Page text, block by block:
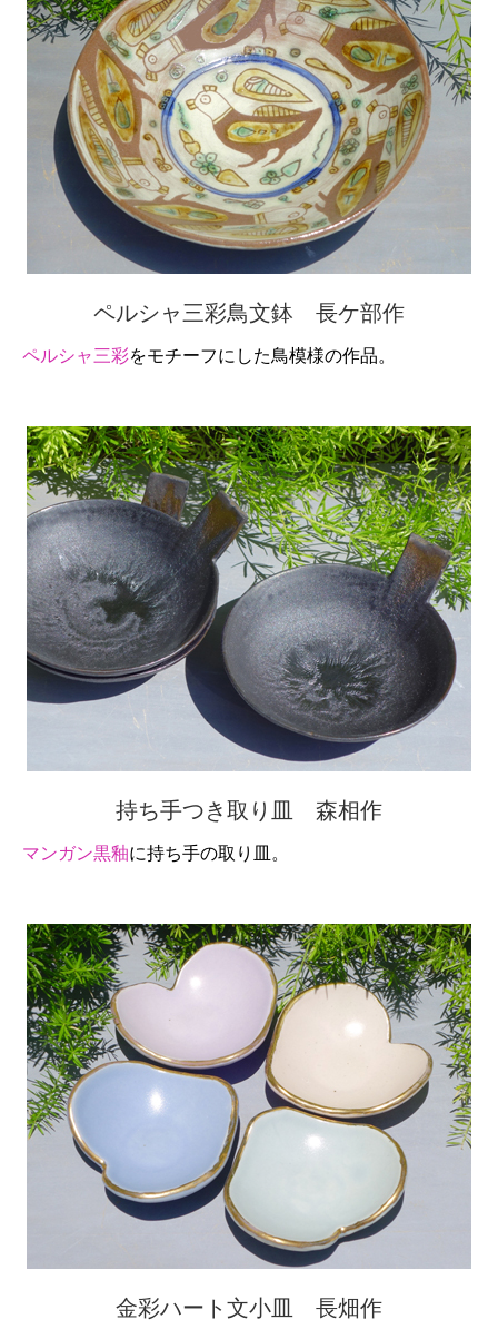
ペルシャ三彩鳥文鉢 長ケ部作
ペルシャ三彩をモチーフにした鳥模様の作品。
持ち手つき取り皿 森相作
マンガン黒釉に持ち手の取り皿。
金彩ハート文小皿 長畑作